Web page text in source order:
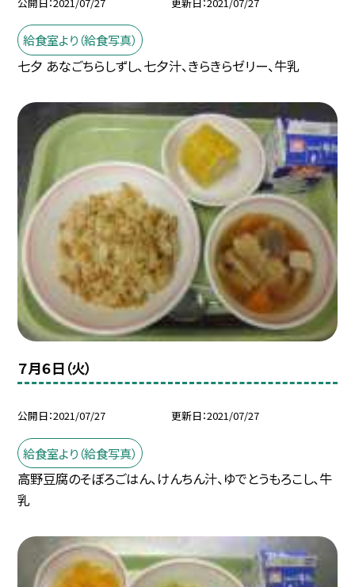
給食室より（給食写真）
七夕 あなごちらしずし、七夕汁、きらきらゼリー、牛乳
７月６日（火）
公開日 2021/07/27 更新日 2021/07/27
給食室より（給食写真）
高野豆腐のそぼろごはん、けんちん汁、ゆでとうもろこし、牛
乳